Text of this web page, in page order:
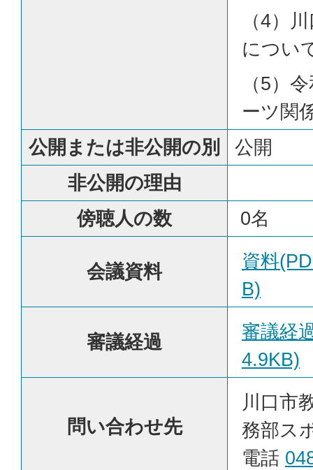
（4）
につい
（5）
ーツ関
公開または非公開の別
公開
非公開の理由
傍聴人の数
0名
会議資料
資料
B)
審議経過
審議経
4.9KB)
問い合わせ先
川口市
務部ス
電話